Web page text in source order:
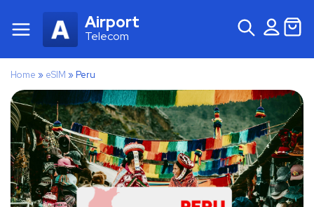
Airport
Telecom
Home » eSIM » Peru